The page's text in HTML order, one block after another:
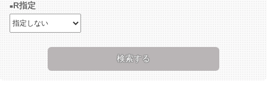
R指定